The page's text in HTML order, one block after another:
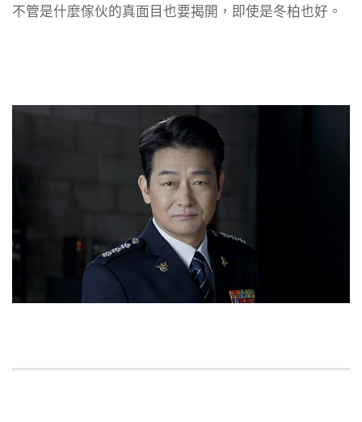
不管是什麼傢伙的真面目也要揭開，即使是冬柏也好。